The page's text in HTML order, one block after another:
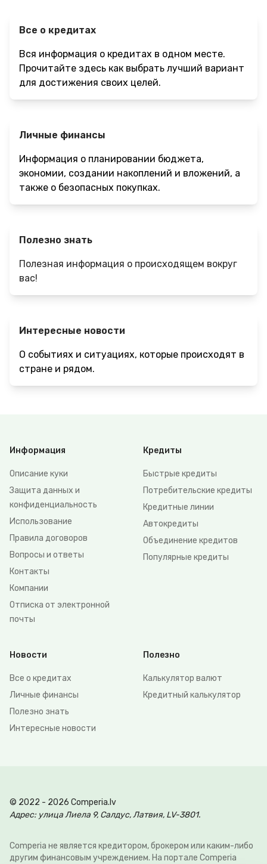
Все о кредитах
Вся информация о кредитах в одном месте.
Прочитайте здесь как выбрать лучший вариант
для достижения своих целей.
Личные финансы
Информация о планировании бюджета,
экономии, создании накоплений и вложений, а
также о безопасных покупках.
Полезно знать
Полезная информация о происходящем вокруг
вас!
Интересные новости
О событиях и ситуациях, которые происходят в
стране и рядом.
Информация
Описание куки
Защита данных и
конфиденциальность
Использование
Правила договоров
Вопросы и ответы
Контакты
Компании
Отписка от электронной
почты
Кредиты
Быстрые кредиты
Потребительские кредиты
Кредитные линии
Автокредиты
Объединение кредитов
Популярные кредиты
Новости
Все о кредитах
Личные финансы
Полезно знать
Интересные новости
Полезно
Калькулятор валют
Кредитный калькулятор
© 2022 - 2026 Comperia.lv
Адрес: улица Лиела 9, Салдус, Латвия, LV-3801.
Comperia не является кредитором, брокером или каким-либо
другим финансовым учреждением. На портале Comperia